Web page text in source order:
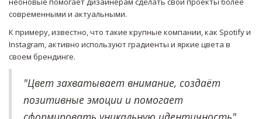
современными и актуальными.
К примеру, известно, что такие крупные компании, как Spotify и
Instagram, активно используют градиенты и яркие цвета в
своем брендинге.
"Цвет захватывает внимание, создаёт
позитивные эмоции и помогает